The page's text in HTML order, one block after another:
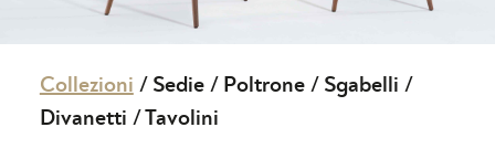
Collezioni / Sedie/ Poltrone/ Sgabelli /
Divanetti / Tavolini